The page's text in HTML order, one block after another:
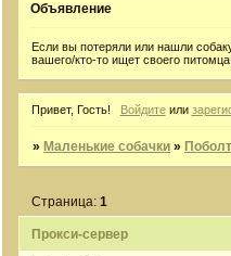
Объявление
Если вы потеряли или нашли
вашего/кто-то ищет своего питомца!
Привет, Гость! Войдитеили
» Маленькие собачки »
Прокси-сервер
Страница:1